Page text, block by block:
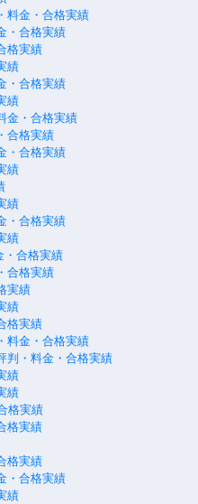
料金・合格実績
・合格実績
格実績
績
・合格実績
績
金・合格実績
合格実績
・合格実績
績
績
・合格実績
績
・合格実績
合格実績
実績
績
格実績
料金・合格実績
判・料金・合格実績
績
績
格実績
格実績
格実績
・合格実績
績